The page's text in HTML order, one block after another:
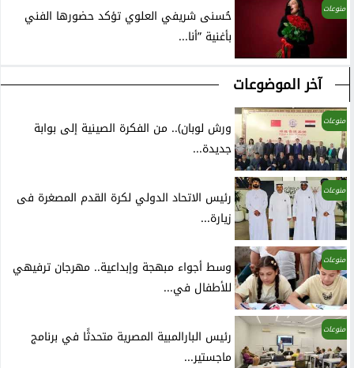
منوعات
حُسنى شريفي العلوي تؤكد حضورها الفني
بأغنية ”أنا...
آخر الموضوعات
منوعات
ورش لوبان).. من الفكرة الصينية إلى بوابة
جديدة...
منوعات
رئيس الاتحاد الدولي لكرة القدم المصغرة فى
زيارة...
منوعات
وسط أجواء مبهجة وإبداعية.. مهرجان ترفيهي
للأطفال في...
منوعات
رئيس البارالمبية المصرية متحدثًا في برنامج
ماجستير...